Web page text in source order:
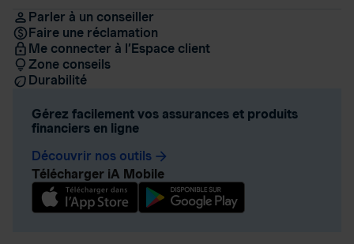
Parler à un conseiller
Faire une réclamation
Me connecter à l’Espace client
Zone conseils
Durabilité
Gérez facilement vos assurances et produits
financiers en ligne
Découvrir nos outils arrow_forward
Télécharger iA Mobile